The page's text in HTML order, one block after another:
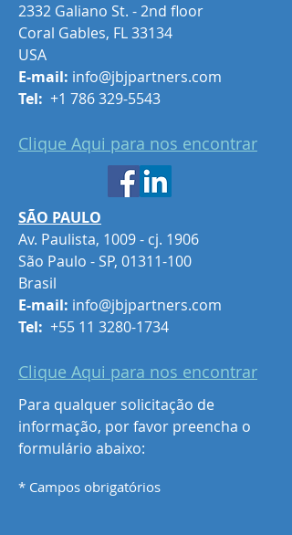
2332 Galiano St. - 2nd floor
Coral Gables, FL 33134​
USA
E-mail: info@jbjpartners.com
Tel: +1 786 329-5543
Clique Aqui para nos encontrar
SÃO PAULO
Av. Paulista, 1009 - cj. 1906
São Paulo - SP, 01311-100
Brasil
E-mail: info@jbjpartners.com
Tel: +55 11 3280-1734
Clique Aqui para nos encontrar
Para qualquer solicitação de
informação, por favor preencha o
formulário abaixo:
* Campos obrigatórios